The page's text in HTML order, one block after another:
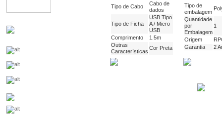
Tipo de Cabo
Cabo de
dados
Tipo de Ficha
USB Tipo
A / Micro
USB
Comprimento
1.5m
Outras
Características
Cor Preta
Tipo de
embalagem
Quantidade
por
Embalagem
1
Origem
Garantia
2